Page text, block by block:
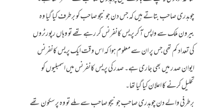
چوہدری صاحب بتاتے ہیں کہ جس دن جونیجو صاحب کو برطرف کیا گیا وہ
بیرون ملک سے واپس آ کر پریس کانفرنس کر رہے تھے تو وہاں رپورٹروں
کی تعداد کم تھی جس پر ان سے معلوم ہوا کہ اس وقت ایک پریس کانفرنس
ایوان صدر میں بھی جاری ہے۔ صدر کی پریس کانفرنس میں اسمبلیوں کو
تحلیل کرنے کا اعلان کیا گیا تھا۔
برطرفی والے دن چوہدری صاحب جونیجو صاحب سے ملے تو وہ پرسکون تھے